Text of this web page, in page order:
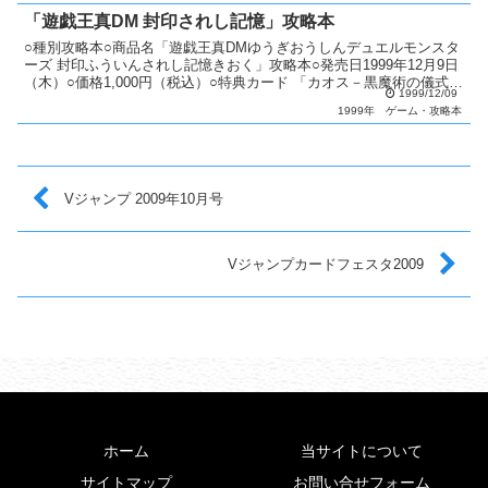
「遊戯王真DM 封印されし記憶」攻略本
○種別攻略本○商品名「遊戯王真DMゆうぎおうしんデュエルモンスタ
ーズ 封印ふういんされし記憶きおく」攻略本○発売日1999年12月9日
（木）○価格1,000円（税込）○特典カード 「カオス－黒魔術の儀式」
1999/12/09
1999年
ゲーム・攻略本
Vジャンプ 2009年10月号
Vジャンプカードフェスタ2009
ホーム
当サイトについて
サイトマップ
お問い合せフォーム